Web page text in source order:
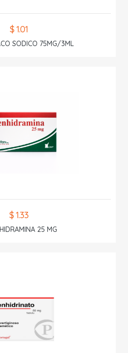
$ 1.01
SODICO 75MG/3ML
$ 1.33
25 MG